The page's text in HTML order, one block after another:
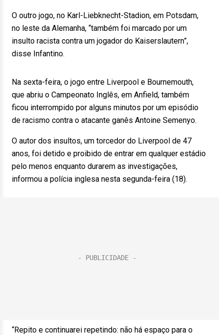
O outro jogo, no Karl-Liebknecht-Stadion, em Potsdam,
no leste da Alemanha, “também foi marcado por um
insulto racista contra um jogador do Kaiserslautern”,
disse Infantino.
Na sexta-feira, o jogo entre Liverpool e Bournemouth,
que abriu o Campeonato Inglês, em Anfield, também
ficou interrompido por alguns minutos por um episódio
de racismo contra o atacante ganês Antoine Semenyo.
O autor dos insultos, um torcedor do Liverpool de 47
anos, foi detido e proibido de entrar em qualquer estádio
pelo menos enquanto durarem as investigações,
informou a polícia inglesa nesta segunda-feira (18).
“Repito e continuarei repetindo: não há espaço para o